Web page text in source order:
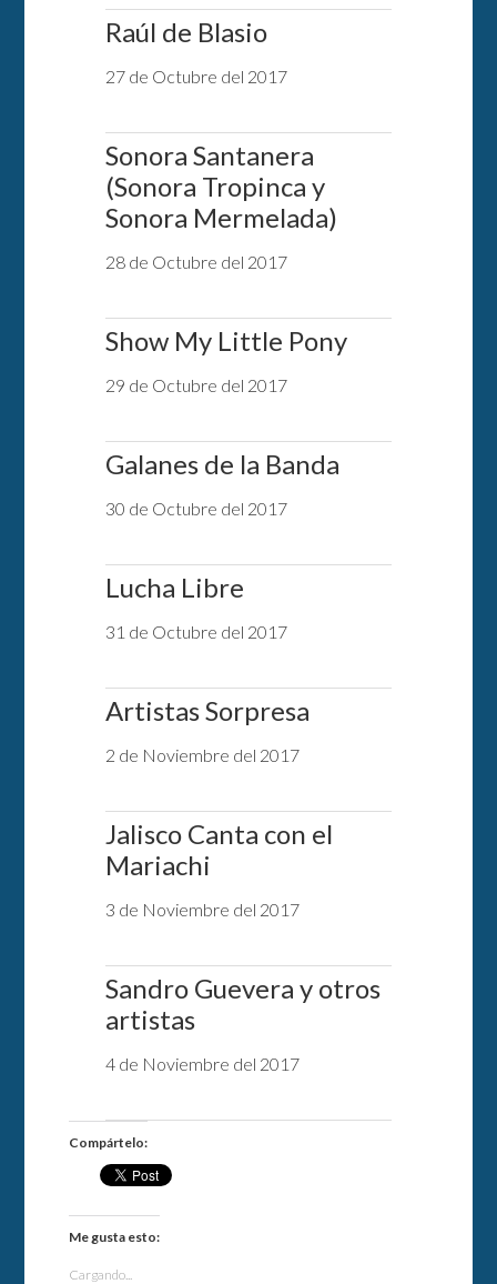
Raúl de Blasio
27 de Octubre del 2017
Sonora Santanera
(Sonora Tropinca y
Sonora Mermelada)
28 de Octubre del 2017
Show My Little Pony
29 de Octubre del 2017
Galanes de la Banda
30 de Octubre del 2017
Lucha Libre
31 de Octubre del 2017
Artistas Sorpresa
2 de Noviembre del 2017
Jalisco Canta con el
Mariachi
3 de Noviembre del 2017
Sandro Guevera y otros
artistas
4 de Noviembre del 2017
Compártelo:
Me gusta esto:
Cargando...